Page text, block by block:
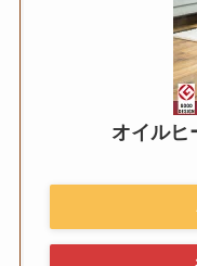
オイルヒ